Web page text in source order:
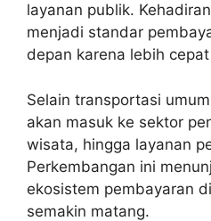
layanan publik.
menjadi standar
depan karena lebih
Selain transportasi
akan masuk ke sektor
wisata, hingga layanan
Perkembangan ini
ekosistem pembayaran
semakin matang.